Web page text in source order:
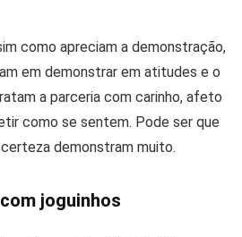
como apreciam a demonstração,
em demonstrar em atitudes e o
a parceria com carinho, afeto
como se sentem. Pode ser que
demonstram muito.
joguinhos